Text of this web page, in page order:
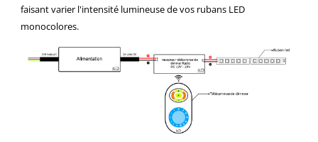
faisant varier l'intensité lumineuse de vos rubans LED
monocolores.